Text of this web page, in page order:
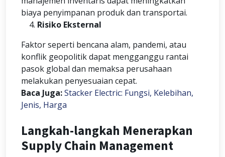
biaya penyimpanan produk dan transportai.
Risiko Eksternal
Faktor seperti bencana alam, pandemi, atau
konflik geopolitik dapat mengganggu rantai
pasok global dan memaksa perusahaan
melakukan penyesuaian cepat.
Baca Juga:Stacker Electric: Fungsi, Kelebihan,
Jenis, Harga
Langkah-langkah Menerapkan
Supply Chain Management